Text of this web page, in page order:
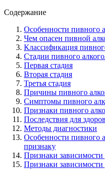
Содержание
Особенности пивного
Чем опасен пивной
Классификация
Стадии пивного
Первая стадия
Вторая стадия
Третья стадия
Причины пивного
Симптомы пивного
Признаки пивного
Последствия для
Методы диагностики
Особенности пивного
признаку
Признаки
Признаки